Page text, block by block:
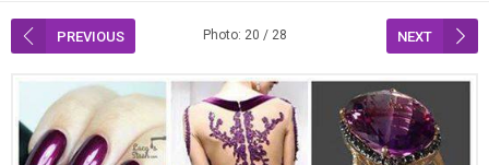
PREVIOUS Photo: 20 / 28 NEXT